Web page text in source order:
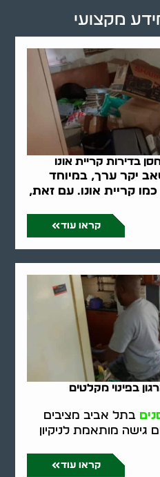
בדירות קריית אונו
יקר ערך, במיוחד
קריית אונו. עם זאת,
קראו עוד
בפינוי מקלטים
בתל אביב מציבים
גישה מותאמת לניקיון
קראו עוד
מקצועי